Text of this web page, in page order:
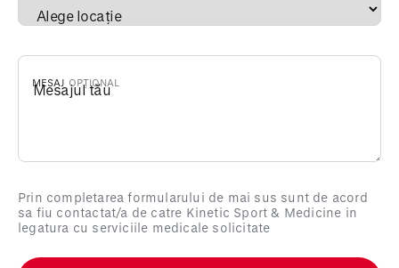
MESAJ
Prin completarea formularului de mai sus sunt de acord
sa fiu contactat/a de catre Kinetic Sport & Medicine in
legatura cu serviciile medicale solicitate